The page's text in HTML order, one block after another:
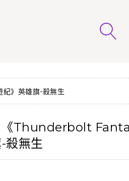
》英雄旗-殺無生
Thunderbolt
殺無生